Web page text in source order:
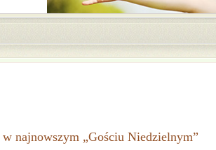
najnowszym „Gościu Niedzielnym”